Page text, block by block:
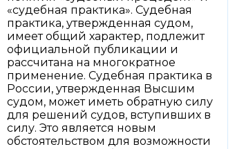
«судебная практика». Судебная
практика, утвержденная судом,
имеет общий характер, подлежит
официальной публикации и
рассчитана на многократное
применение. Судебная практика в
России, утвержденная Высшим
судом, может иметь обратную силу
для решений судов, вступивших в
силу. Это является новым
обстоятельством для возможности